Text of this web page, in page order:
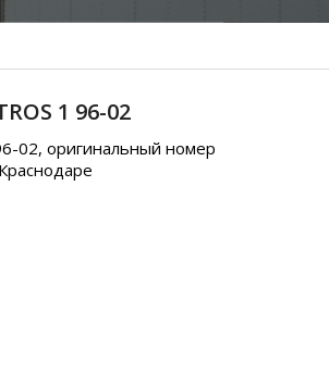
1 96-02
02, оригинальный номер